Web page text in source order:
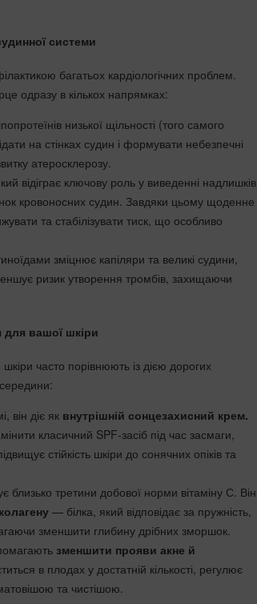
системи
багатьох кардіологічних проблем.
одразу в кількох напрямках:
низької щільності (того самого
на стінках судин і формувати небезпечні
атеросклерозу.
відіграє ключову роль у виведенні надлишків
кровоносних судин. Завдяки цьому щоденне
та стабілізувати тиск, що особливо
зміцнює капіляри та великі судини,
ризик утворення тромбів, захищаючи
для вашої шкіри
часто порівнюють із дією дорогих
він діє як внутрішній сонцезахисний крем.
класичний SPF-засіб під час засмаги,
стійкість шкіри до сонячних опіків та
третини добової норми вітаміну С. Він
— білка, який відповідає за пружність,
зменшити глибину дрібних зморшок.
зменшити прояви акне й
в плодах у достатній кількості, регулює
та чистішою.